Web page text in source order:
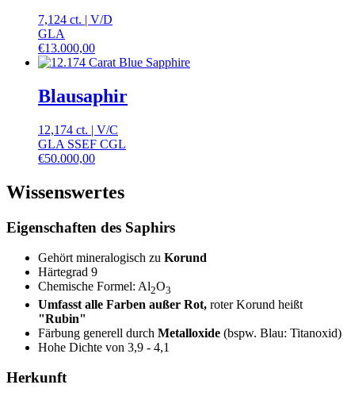
7,124 ct. | V/D
GLA
€13.000,00
Blausaphir
12,174 ct. | V/C
GLA SSEF CGL
€50.000,00
Wissenswertes
Eigenschaften des Saphirs
Gehört mineralogisch zu Korund
Härtegrad 9
Chemische Formel: Al2O3
Umfasst alle Farben außer Rot, roter Korund heißt
"Rubin"
Färbung generell durch Metalloxide (bspw. Blau: Titanoxid)
Hohe Dichte von 3,9 - 4,1
Herkunft